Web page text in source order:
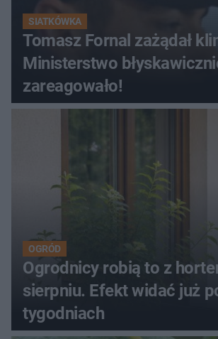
SIATKÓWKA
Tomasz Fornal zażądał
Ministerstwo
zareagowało!
OGRÓD
Ogrodnicy robią to z
sierpniu. Efekt widać już
tygodniach